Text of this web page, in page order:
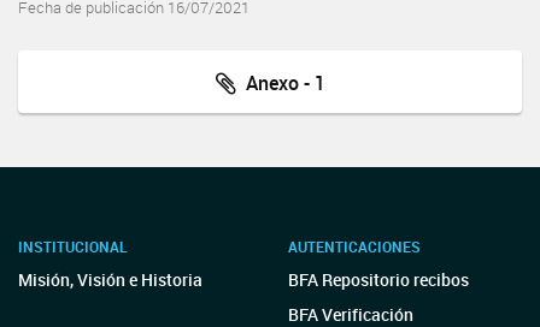
Fecha de publicación 16/07/2021
Anexo - 1
INSTITUCIONAL
Misión, Visión e Historia
AUTENTICACIONES
BFA Repositorio recibos
BFA Verificación